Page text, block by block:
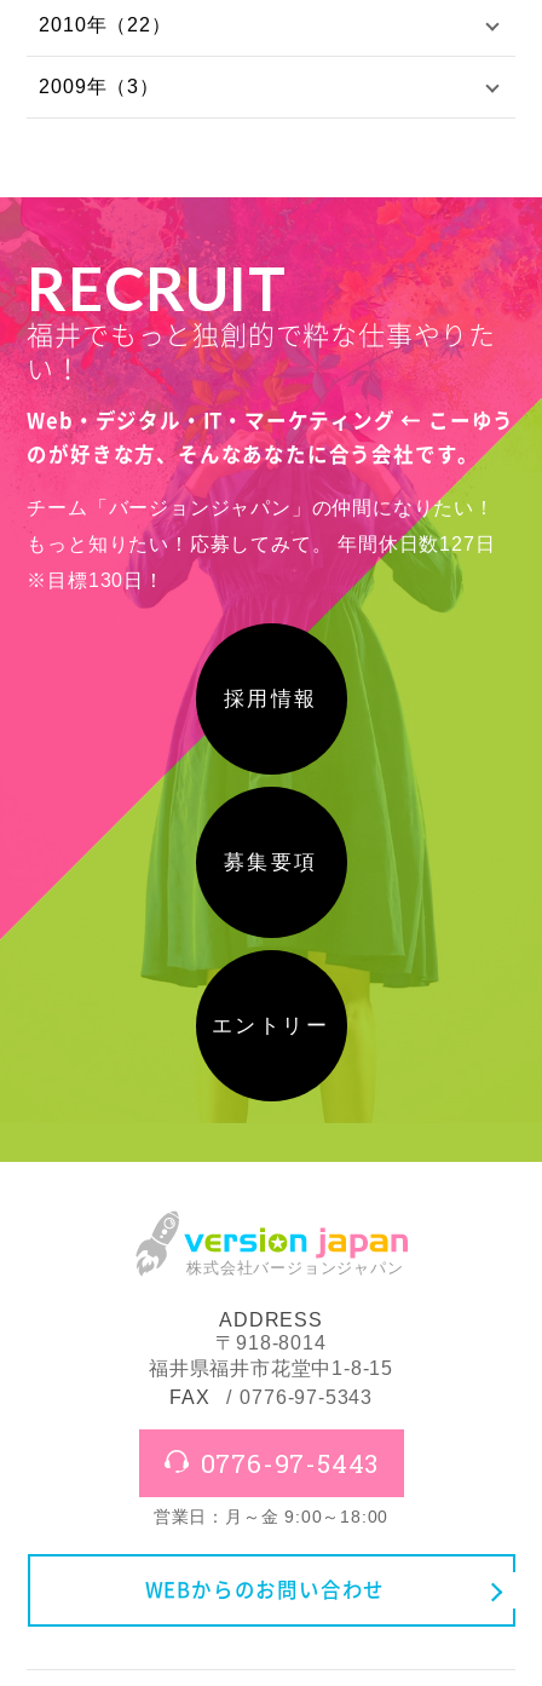
2010年（22）
2009年（3）
RECRUIT
福井でもっと独創的で粋な仕事やりた
い！
Web・デジタル・IT・マーケティング ← こーゆう
のが好きな方、そんなあなたに合う会社です。
チーム「バージョンジャパン」の仲間になりたい！
もっと知りたい！応募してみて。
年間休日数127日
※目標130日！
採用情報
募集要項
エントリー
株式会社バージョンジャパン
ADDRESS
〒918-8014
福井県福井市花堂中1-8-15
FAX
0776-97-5343
0776-97-5443
営業日：月～金 9:00～18:00
WEBからのお問い合わせ